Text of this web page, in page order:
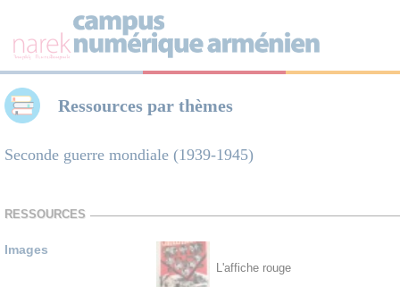
Ressources par thèmes
Seconde guerre mondiale (1939-1945)
RESSOURCES
Images
L'affiche rouge